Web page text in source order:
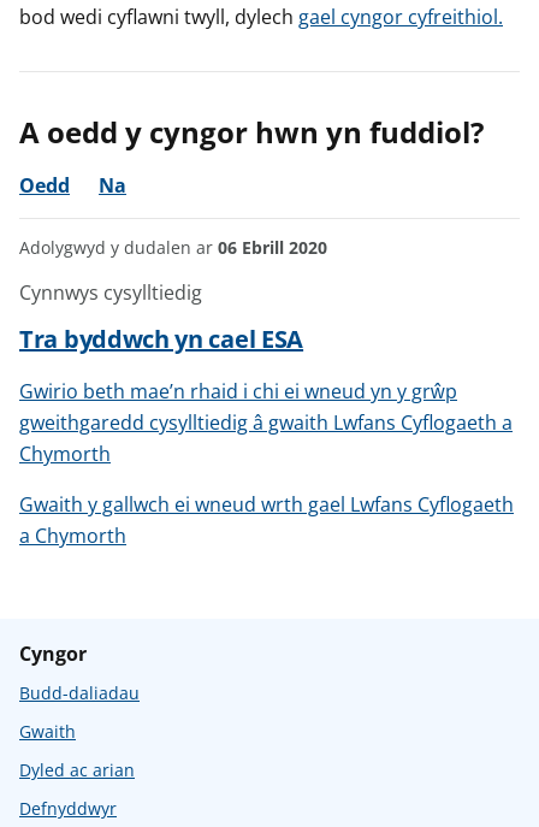
bod wedi cyflawni twyll, dylech gael cyngor cyfreithiol.
A oedd y cyngor hwn yn fuddiol?
Oedd Na
Adolygwyd y dudalen ar 06 Ebrill 2020
Cynnwys cysylltiedig
Tra byddwch yn cael ESA
Gwirio beth mae’n rhaid i chi ei wneud yn y grŵp
gweithgaredd cysylltiedig â gwaith Lwfans Cyflogaeth a
Chymorth
Gwaith y gallwch ei wneud wrth gael Lwfans Cyflogaeth
a Chymorth
Cyngor
Budd-daliadau
Gwaith
Dyled ac arian
Defnyddwyr